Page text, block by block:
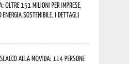
oltre 151 milioni per imprese,
energia sostenibile. I dettagli
alla movida: 114 persone